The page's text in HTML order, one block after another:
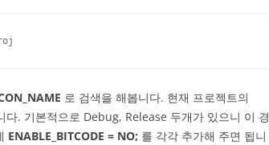
로 검색을 해봅니다. 현재 프로젝트의
. 기본적으로 Debug, Release 두개가 있으니 이 경
ENABLE_BITCODE = NO; 를 각각 추가해 주면 됩니